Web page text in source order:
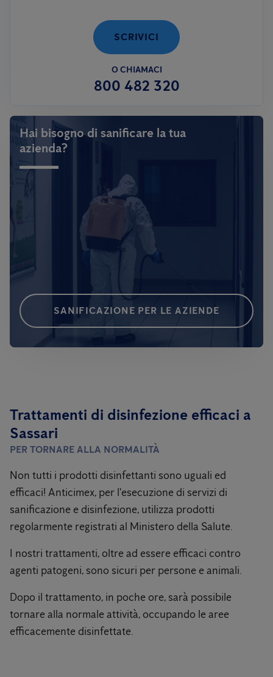
SCRIVICI
O CHIAMACI
800 482 320
Hai bisogno di sanificare la tua
azienda?
SANIFICAZIONE PER LE AZIENDE
Trattamenti di disinfezione efficaci a
Sassari
PER TORNARE ALLA NORMALITÀ
Non tutti i prodotti disinfettanti sono uguali ed
efficaci! Anticimex, per l'esecuzione di servizi di
sanificazione e disinfezione, utilizza prodotti
regolarmente registrati al Ministero della Salute.
I nostri trattamenti, oltre ad essere efficaci contro
agenti patogeni, sono sicuri per persone e animali.
Dopo il trattamento, in poche ore, sarà possibile
tornare alla normale attività, occupando le aree
efficacemente disinfettate.